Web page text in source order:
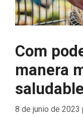
Com
manera
saludable
8 de junio de 2023